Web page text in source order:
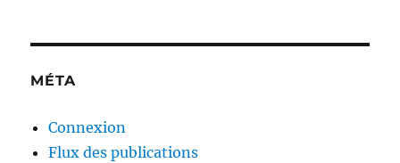
MÉTA
Connexion
Flux des publications